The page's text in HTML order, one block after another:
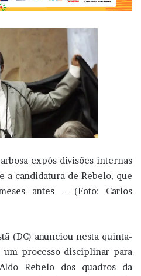
expôs divisões internas
a candidatura de Rebelo, que
antes – (Foto: Carlos
(DC) anunciou nesta quinta-
processo disciplinar para
Rebelo dos quadros da